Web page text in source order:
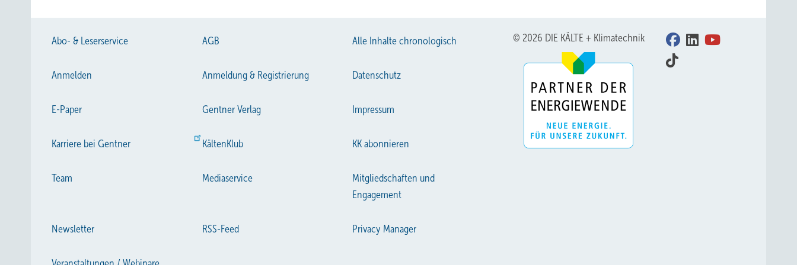
Abo- & Leserservice AGB Alle Inhalte chronologisch
Anmelden Anmeldung & Registrierung Datenschutz
E-Paper Gentner Verlag Impressum
Karriere bei Gentner KältenKlub KK abonnieren
Team Mediaservice
Mitgliedschaften und
Engagement
Newsletter RSS-Feed Privacy Manager
© 2026 DIE KÄLTE + Klimatechnik